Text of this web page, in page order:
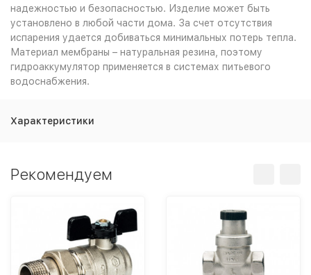
надежностью и безопасностью. Изделие может быть
установлено в любой части дома. За счет отсутствия
испарения удается добиваться минимальных потерь тепла.
Материал мембраны – натуральная резина, поэтому
гидроаккумулятор применяется в системах питьевого
водоснабжения.
Характеристики
Рекомендуем